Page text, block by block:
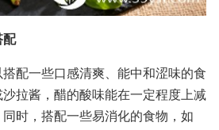
配
配一些口感清爽、能中和涩味的食
拉酱，醋的酸味能在一定程度上减
时，搭配一些易消化的食物，如